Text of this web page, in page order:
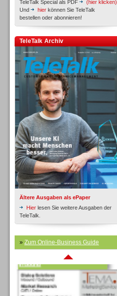
TeleTalk Special als PDF
(hier klicken)
Und
hier können Sie TeleTalk
bestellen oder abonnieren!
TeleTalk Archiv
Ältere Ausgaben als ePaper
Hier lesen Sie weitere Ausgaben der
TeleTalk.
» Zum Online-Business Guide
Inbound
Inbound
Inbound